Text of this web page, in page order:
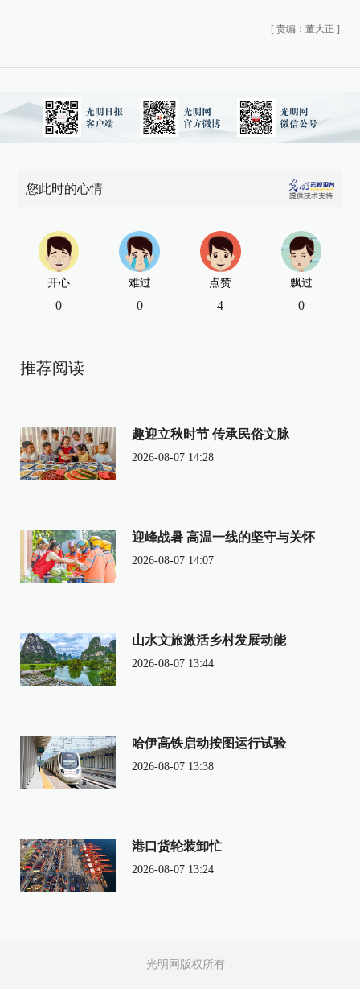
[ 责编：董大正 ]
您此时的心情
开心
0
难过
0
点赞
4
飘过
0
推荐阅读
趣迎立秋时节 传承民俗文脉
2026-08-07 14:28
迎峰战暑 高温一线的坚守与关怀
2026-08-07 14:07
山水文旅激活乡村发展动能
2026-08-07 13:44
哈伊高铁启动按图运行试验
2026-08-07 13:38
港口货轮装卸忙
2026-08-07 13:24
光明网版权所有